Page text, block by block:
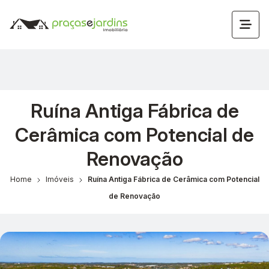
Ruína Antiga Fábrica de
Cerâmica com Potencial de
Renovação
Home Imóveis
Ruína Antiga Fábrica de Cerâmica com Potencial
de Renovação